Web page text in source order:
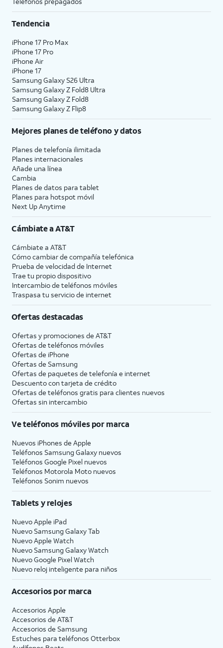
Tendencia
iPhone 17 Pro Max
iPhone 17 Pro
iPhone Air
iPhone 17
Samsung Galaxy S26 Ultra
Samsung Galaxy Z Fold8 Ultra
Samsung Galaxy Z Fold8
Samsung Galaxy Z Flip8
Mejores planes de teléfono y datos
Planes de telefonía ilimitada
Planes internacionales
Añade una línea
Cambia
Planes de datos para tablet
Planes para hotspot móvil
Next Up Anytime
Cámbiate aAT&T
Cámbiate a AT&T
Cómo cambiar de compañía telefónica
Prueba de velocidad de Internet
Trae tu propio dispositivo
Intercambio de teléfonos móviles
Traspasa tu servicio de internet
Ofertas destacadas
Ofertas y promociones de AT&T
Ofertas de teléfonos móviles
Ofertas de iPhone
Ofertas de Samsung
Ofertas de paquetes de telefonía e internet
Descuento con tarjeta de crédito
Ofertas de teléfonos gratis para clientes nuevos
Ofertas sin intercambio
Ve teléfonos móviles por marca
Nuevos iPhones de Apple
Teléfonos Samsung Galaxy nuevos
Teléfonos Google Pixel nuevos
Teléfonos Motorola Moto nuevos
Teléfonos Sonim nuevos
Tablets y relojes
Nuevo Apple iPad
Nuevo Samsung Galaxy Tab
Nuevo Apple Watch
Nuevo Samsung Galaxy Watch
Nuevo Google Pixel Watch
Nuevo reloj inteligente para niños
Accesorios por marca
Accesorios Apple
Accesorios de AT&T
Accesorios de Samsung
Estuches para teléfonos Otterbox